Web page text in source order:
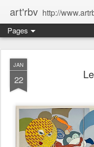
art'rbv http://www.artrbv.com/ site
Pages
JAN
22